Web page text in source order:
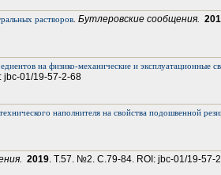
растворов. Бутлеровские сообщения.
на физико-механические и эксплуатационные
jbc-01/19-57-2-68
наполнителя на свойства подошвенной
2019. Т.57. №2. С.79-84. ROI: jbc-01/19-57-